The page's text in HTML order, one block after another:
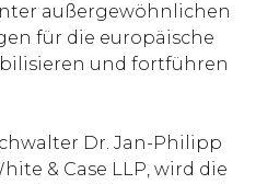
außergewöhnlichen
für die europäische
und fortführen
Dr. Jan-Philipp
& Case LLP, wird die